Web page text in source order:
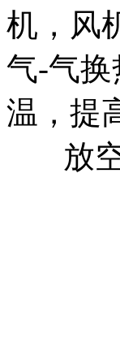
机，风
气-气
温，提
放